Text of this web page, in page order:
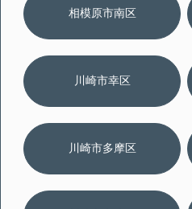
相模原市南区
川崎市幸区
川崎市多摩区